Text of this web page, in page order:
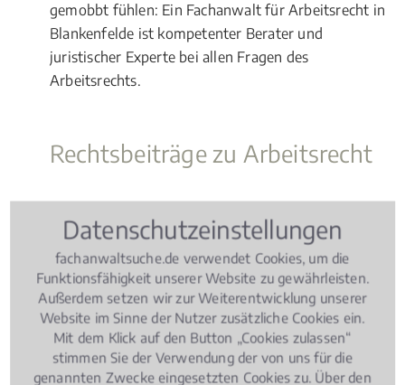
gemobbt fühlen: Ein Fachanwalt für Arbeitsrecht in
Blankenfelde ist kompetenter Berater und
juristischer Experte bei allen Fragen des
Arbeitsrechts.
Rechtsbeiträge zu Arbeitsrecht
Elternzeit: Worauf Arbeitnehmer
achten müssen!
Datenschutzeinstellungen
fachanwaltsuche.de verwendet Cookies, um die
Funktionsfähigkeit unserer Website zu gewährleisten.
Außerdem setzen wir zur Weiterentwicklung unserer
Website im Sinne der Nutzer zusätzliche Cookies ein.
Mit dem Klick auf den Button „Cookies zulassen“
stimmen Sie der Verwendung der von uns für die
genannten Zwecke eingesetzten Cookies zu. Über den